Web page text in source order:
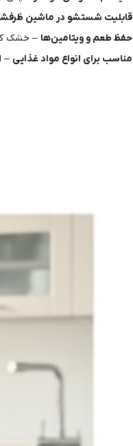
قابلیت شستشو در ماشین
حفظ طعم و ویتامین‌ها – خشک
مناسب برای انواع مواد غذایی –